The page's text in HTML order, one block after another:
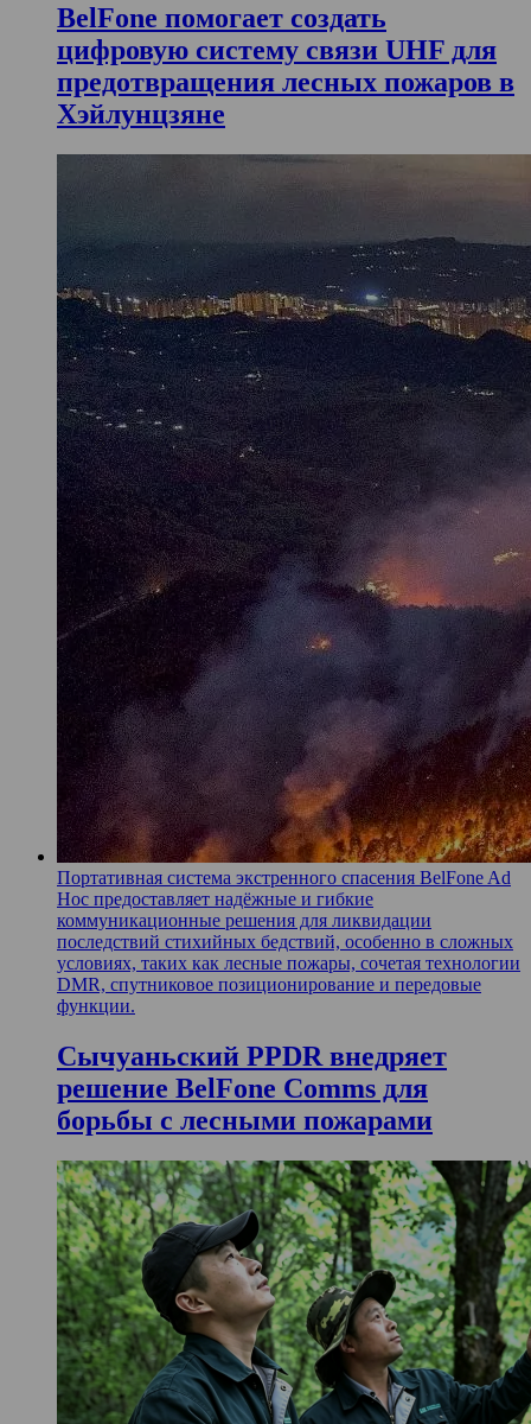
BelFone помогает создать
цифровую систему связи UHF для
предотвращения лесных пожаров в
Хэйлунцзяне
Портативная система экстренного спасения BelFone Ad
Hoc предоставляет надёжные и гибкие
коммуникационные решения для ликвидации
последствий стихийных бедствий, особенно в сложных
условиях, таких как лесные пожары, сочетая технологии
DMR, спутниковое позиционирование и передовые
функции.
Сычуаньский PPDR внедряет
решение BelFone Comms для
борьбы с лесными пожарами